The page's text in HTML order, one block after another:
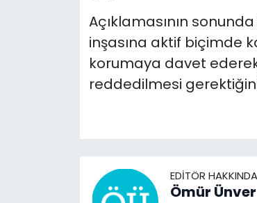
Açıklamasının
inşasına aktif biçimde
korumaya davet ederek,
reddedilmesi
EDITÖR HAKKINDA
Ömür Ünver